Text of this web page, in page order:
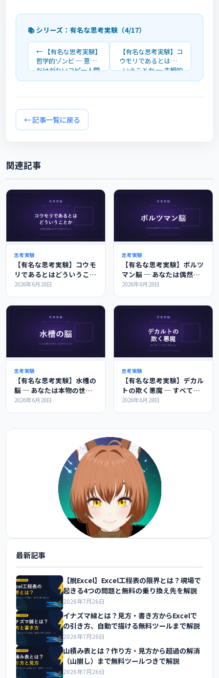
📚 シリーズ：有名な思考実験（4/17）
← 【有名な思考実験】
哲学的ゾンビ ─ 意識
だけがないコピー人間
は存在しうるか
【有名な思考実験】コ
ウモリであるとはどう
いうことか ─ 主観的
体験は科学で説明でき
← 記事一覧に戻る
関連記事
思考実験
【有名な思考実験】コウモ
リであるとはどういうこと
か ─ 主観的体験は科学で
2026年6月28日
思考実験
【有名な思考実験】ボルツ
マン脳 ─ あなたは偶然で
きた脳かもしれない
2026年6月28日
思考実験
【有名な思考実験】水槽の
脳 ─ あなたは本物の世界
を見ていると証明できるか
2026年6月28日
思考実験
【有名な思考実験】デカル
トの欺く悪魔 ─ すべてを
疑っても疑えないものは何
2026年6月28日
最新記事
【脱Excel】Excel工程表の限界とは？現場で
起きる4つの問題と無料の乗り換え先を解説
2026年7月26日
イナズマ線とは？見方・書き方からExcelで
の引き方、自動で描ける無料ツールまで解説
2026年7月26日
山積み表とは？作り方・見方から超過の解消
（山崩し）まで無料ツールつきで解説
2026年7月26日